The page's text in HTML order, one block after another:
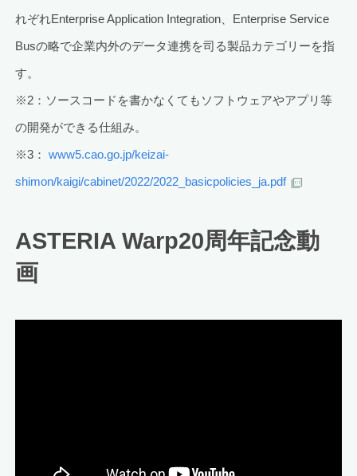
れぞれEnterprise Application Integration、Enterprise Service
Busの略で企業内外のデータ連携を司る製品カテゴリーを指
す。
※2：ソースコードを書かなくてもソフトウェアやアプリ等
の開発ができる仕組み。
※3：www5.cao.go.jp/keizai-
shimon/kaigi/cabinet/2022/2022_basicpolicies_ja.pdf
ASTERIA Warp20周年記念動
画